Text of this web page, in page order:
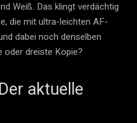
Weiß. Das klingt verdächtig
die mit ultra-leichten AF-
dabei noch denselben
oder dreiste Kopie?
aktuelle